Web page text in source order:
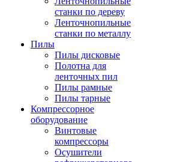
станки по дереву
Ленточнопильные
станки по металлу
Пилы
Пилы дисковые
Полотна для
ленточных пил
Пилы рамные
Пилы тарные
Компрессорное
оборудование
Винтовые
компрессоры
Осушители